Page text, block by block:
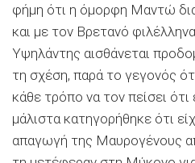
φήμη ότι η όμορφη Μαντώ
και με τον Βρετανό
Υψηλάντης αισθάνεται
τη σχέση, παρά το γεγονός
κάθε τρόπο να τον πείσει
μάλιστα κατηγορήθηκε ότι
απαγωγή της Μαυρογένους